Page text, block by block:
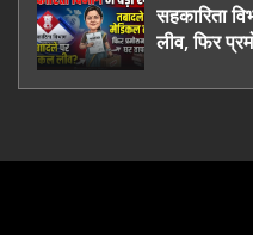
सहकारिता
लीव, फिर